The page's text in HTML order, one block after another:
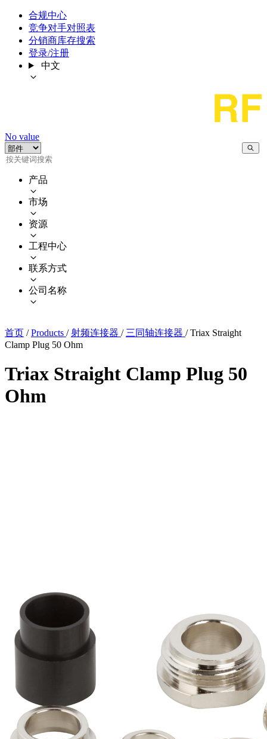
合规中心
竞争对手对照表
分销商库存搜索
登录/注册
中文
No value
产品
市场
资源
工程中心
联系方式
公司名称
首页 / Products / 射频连接器 / 三同轴连接器 / Triax Straight
Clamp Plug 50 Ohm
Triax Straight Clamp Plug 50
Ohm